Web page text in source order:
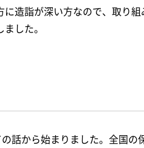
造詣が深い方なので、取り組
した。
話から始まりました。全国の